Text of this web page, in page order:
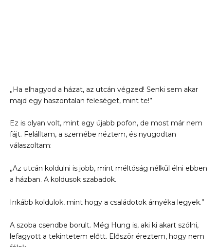
„Ha elhagyod a házat, az utcán végzed! Senki sem akar
majd egy haszontalan feleséget, mint te!”
Ez is olyan volt, mint egy újabb pofon, de most már nem
fájt. Felálltam, a szemébe néztem, és nyugodtan
válaszoltam:
„Az utcán koldulni is jobb, mint méltóság nélkül élni ebben
a házban. A koldusok szabadok.
Inkább koldulok, mint hogy a családotok árnyéka legyek.”
A szoba csendbe borult. Még Hung is, aki ki akart szólni,
lefagyott a tekintetem előtt. Először éreztem, hogy nem